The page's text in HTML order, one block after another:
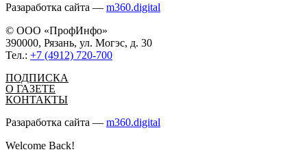
Разаработка сайта — m360.digital
© ООО «ПрофИнфо»
390000, Рязань, ул. Могэс, д. 30
Тел.: +7 (4912) 720-700
ПОДПИСКА
О ГАЗЕТЕ
КОНТАКТЫ
Разаработка сайта — m360.digital
Welcome Back!